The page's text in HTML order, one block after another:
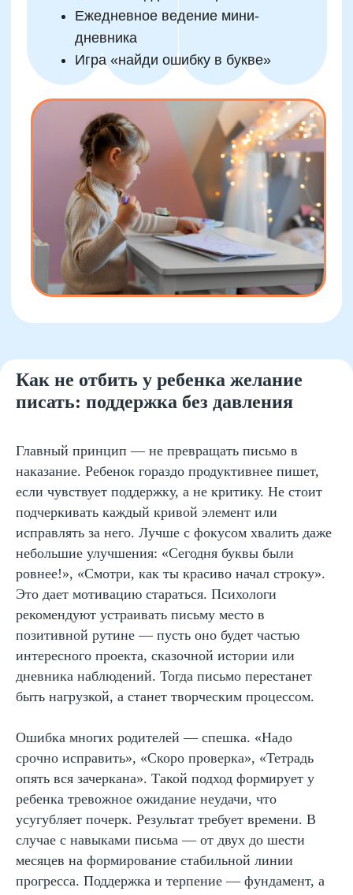
Как не отбить у ребенка желание
писать: поддержка без давления
Главный принцип — не превращать письмо в
наказание. Ребенок гораздо продуктивнее пишет,
если чувствует поддержку, а не критику. Не стоит
подчеркивать каждый кривой элемент или
исправлять за него. Лучше с фокусом хвалить даже
небольшие улучшения: «Сегодня буквы были
ровнее!», «Смотри, как ты красиво начал строку».
Это дает мотивацию стараться. Психологи
рекомендуют устраивать письму место в
позитивной рутине — пусть оно будет частью
интересного проекта, сказочной истории или
дневника наблюдений. Тогда письмо перестанет
быть нагрузкой, а станет творческим процессом.
Ошибка многих родителей — спешка. «Надо
срочно исправить», «Скоро проверка», «Тетрадь
опять вся зачеркана». Такой подход формирует у
ребенка тревожное ожидание неудачи, что
усугубляет почерк. Результат требует времени. В
случае с навыками письма — от двух до шести
месяцев на формирование стабильной линии
прогресса. Поддержка и терпение — фундамент, а
Родители часто задаются вопросами, на
которые не всегда получают конкретные
рекомендации. Ниже — подборка наиболее
частых запросов с экспертными ответами,
основанными на опыте педагогов Skillzania и
практической психологии.
ребенка?»